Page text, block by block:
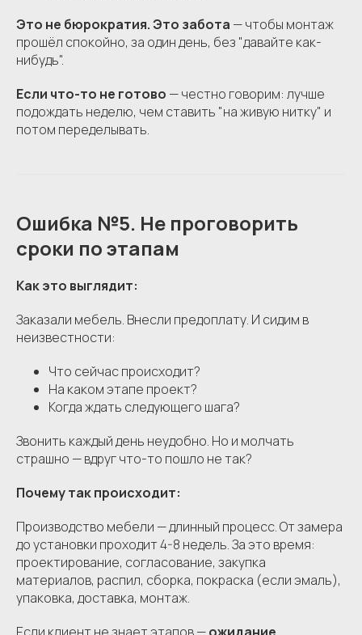
Это не бюрократия. Это забота — чтобы монтаж
прошёл спокойно, за один день, без "давайте как-
нибудь".
Если что-то не готово — честно говорим: лучше
подождать неделю, чем ставить "на живую нитку" и
потом переделывать.
Ошибка №5. Не проговорить
сроки по этапам
Как это выглядит:
Заказали мебель. Внесли предоплату. И сидим в
неизвестности:
Что сейчас происходит?
На каком этапе проект?
Когда ждать следующего шага?
Звонить каждый день неудобно. Но и молчать
страшно — вдруг что-то пошло не так?
Почему так происходит:
Производство мебели — длинный процесс. От замера
до установки проходит 4-8 недель. За это время:
проектирование, согласование, закупка
материалов, распил, сборка, покраска (если эмаль),
упаковка, доставка, монтаж.